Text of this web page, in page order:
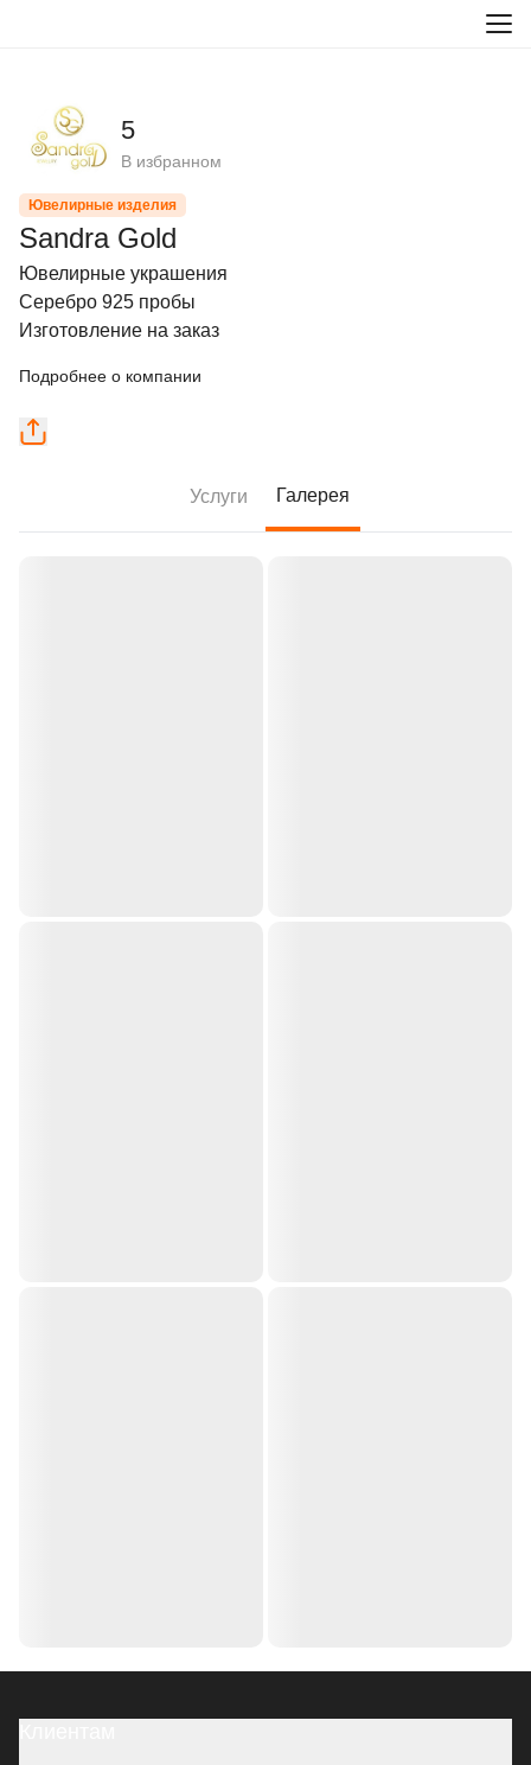
5
В избранном
Ювелирные изделия
Sandra Gold
Ювелирные украшения
Серебро 925 пробы
Изготовление на заказ
Подробнее о компании
Услуги Галерея